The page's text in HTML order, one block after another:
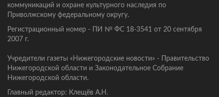
коммуникаций и охране культурного наследия по
Приволжскому федеральному округу.
Регистрационный номер - ПИ № ФС 18-3541 от 20 сентября
2007 г.
Учредители газеты «Нижегородские новости» - Правительство
Нижегородской области и Законодательное Собрание
Нижегородской области.
Главный редактор: Клещёв А.Н.